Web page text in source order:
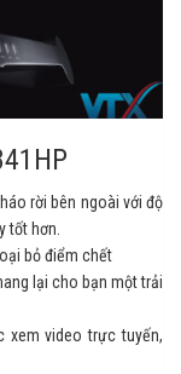
rời bên ngoài với độ
tốt hơn.
bỏ điểm chết
lại cho bạn một trải
xem video trực tuyến,